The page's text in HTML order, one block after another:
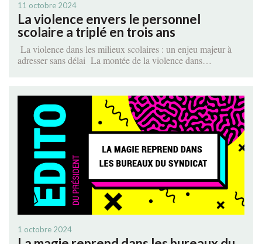
11 octobre 2024
La violence envers le personnel
scolaire a triplé en trois ans
La violence dans les milieux scolaires : un enjeu majeur à
adresser sans délai La montée de la violence dans…
1 octobre 2024